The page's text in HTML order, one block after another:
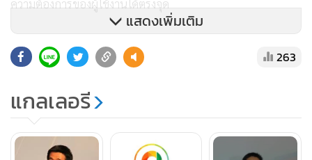
ความต้องการของผู้ใช้งานได้ตรงจุด
แสดงเพิ่มเติม
263
แกลเลอรี